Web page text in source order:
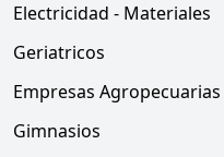
Electricidad - Materiales
Geriatricos
Empresas Agropecuarias
Gimnasios